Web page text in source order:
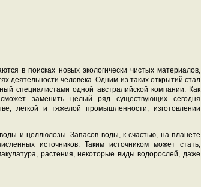
в поисках новых экологически чистых материалов,
деятельности человека. Одним из таких открытий стал
специалистами одной австралийской компании. Как
заменить целый ряд существующих сегодня
легкой и тяжелой промышленности, изготовлении
и целлюлозы. Запасов воды, к счастью, на планете
источников. Таким источником может стать,
растения, некоторые виды водорослей, даже